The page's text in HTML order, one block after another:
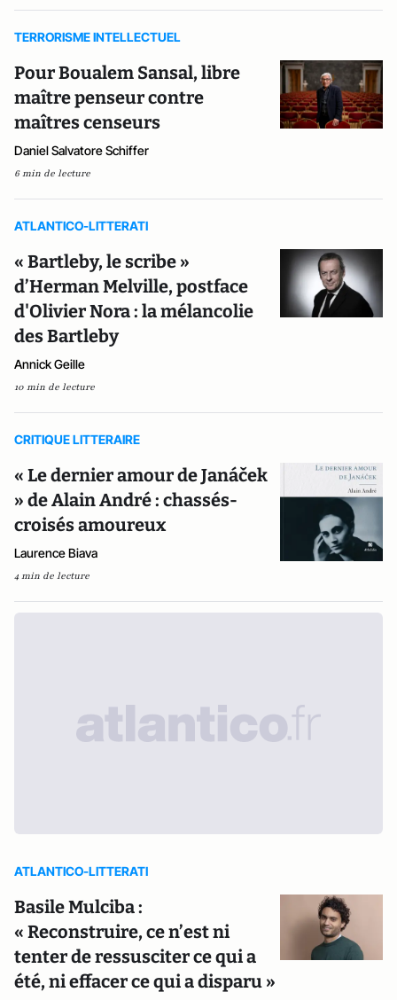
TERRORISME INTELLECTUEL
Pour Boualem Sansal, libre
maître penseur contre
maîtres censeurs
Daniel Salvatore Schiffer
6 min de lecture
ATLANTICO-LITTERATI
« Bartleby, le scribe »
d’Herman Melville, postface
d'Olivier Nora : la mélancolie
des Bartleby
Annick Geille
10 min de lecture
CRITIQUE LITTERAIRE
« Le dernier amour de Janáček
» de Alain André : chassés-
croisés amoureux
Laurence Biava
4 min de lecture
ATLANTICO-LITTERATI
Basile Mulciba :
« Reconstruire, ce n’est ni
tenter de ressusciter ce qui a
été, ni effacer ce qui a disparu »